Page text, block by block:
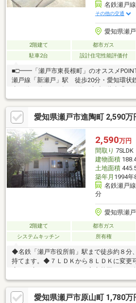
名鉄瀬戸
その他の交通
愛知県瀬
2階建て 都市ガス
駐車2台
設計住宅性能評価付
■□━━「瀬戸市東長根町」のオススメ
瀬戸線「新瀬戸」駅 徒歩20分・愛知環状
置・蓄電池・エネファームあり。■LDKは
房が設置されています。■洗面所へはホー
向からアクセス可。■WICや土間収納、階段
実。■敷地内に2台駐車可能です(車種によ
車庫+カーポート■各種保証の継承可能(詳
さい)。■周辺環境・瀬戸市立長根小学校：
愛知県瀬戸市進陶町 2,590万
2,590万円
間取り 7SLDK
建物面積
土地面積
築年月 1994年
名鉄瀬戸
分
愛知県瀬
2階建て 都市ガス
システムキッチン
所有権
◆名鉄「瀬戸市役所前」駅まで徒歩約８分
持てます。◆７ＬＤＫから８ＬＤＫに変更
広いお庭でガーデニングや家庭菜園などが
ーラー付き住宅ですので電気代やガス代 が
前にシステム更新済。◆リフォーム歴有、
ております。◆屋根裏収納もございます。
愛知県瀬戸市原山町 1,780万